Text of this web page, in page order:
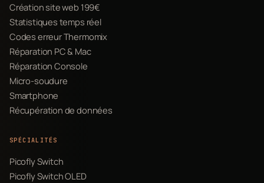
Création site web 199€
Statistiques temps réel
Codes erreur Thermomix
Réparation PC & Mac
Réparation Console
Micro-soudure
Smartphone
Récupération de données
SPÉCIALITÉS
Picofly Switch
Picofly Switch OLED